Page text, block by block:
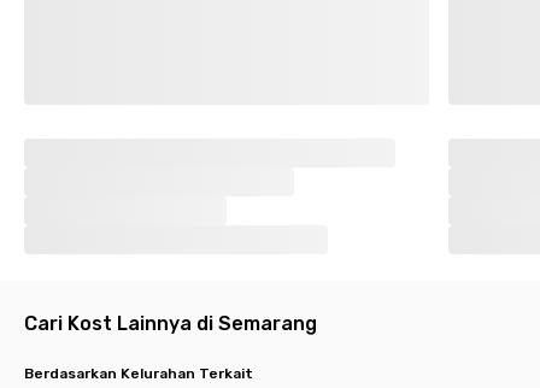
Cari Kost Lainnya di Semarang
Berdasarkan Kelurahan Terkait